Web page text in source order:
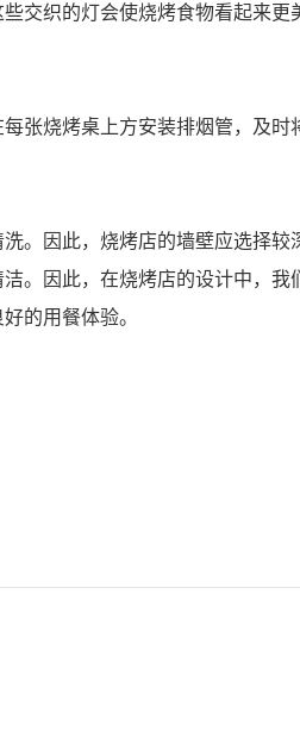
交织的灯会使烧烤食物看起来更
张烧烤桌上方安装排烟管，及时
。因此，烧烤店的墙壁应选择较
。因此，在烧烤店的设计中，我们
的用餐体验。